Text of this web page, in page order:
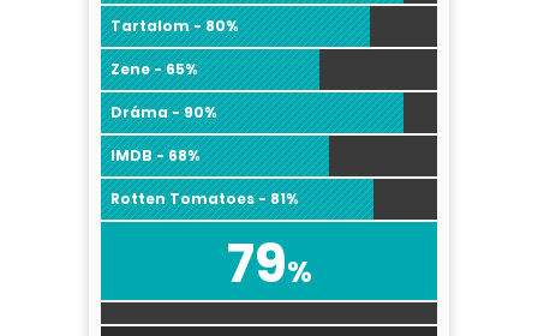
Tartalom - 80%
Zene - 65%
Dráma - 90%
IMDB - 68%
Rotten Tomatoes - 81%
79%